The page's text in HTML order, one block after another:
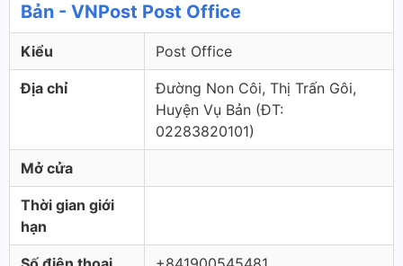
Bản - VNPost Post Office
Kiểu Post Office
Địa chỉ
Đường Non Côi, Thị Trấn Gôi,
Huyện Vụ Bản (ÐT:
02283820101)
Mở cửa
Thời gian giới
hạn